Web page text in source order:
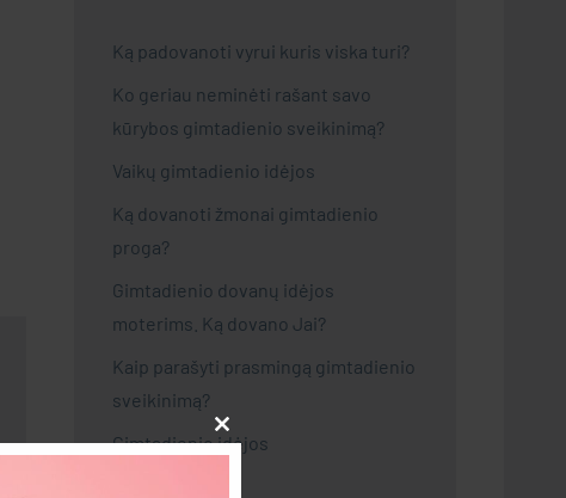
Ką padovanoti vyrui kuris viska turi?
Ko geriau neminėti rašant savo
kūrybos gimtadienio sveikinimą?
Vaikų gimtadienio idėjos
Ką dovanoti žmonai gimtadienio
proga?
Gimtadienio dovanų idėjos
moterims. Ką dovano Jai?
Kaip parašyti prasmingą gimtadienio
sveikinimą?
Gimtadienio idėjos
Close